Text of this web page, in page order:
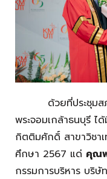
ด้วยที่ประชุมสภา
พระจอมเกล้าธนบุรี
กิตติมศักดิ์ สาขาวิชาเ
ศึกษา 2567 แด่ คุณ
กรรมการบริหาร บริ